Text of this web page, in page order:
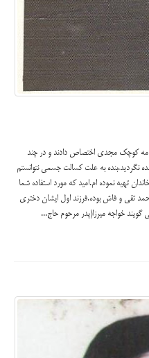
کوچک مجدی اختصاص دادند و در چند
به علت کسالت جسمی نتوانستم
تهیه نموده ام.امید که مورد استفاده شما
تقی و فاش بوده.فرزند اول ایشان دختری
گویند خواجه میرزا(پدر مرحوم حاج...